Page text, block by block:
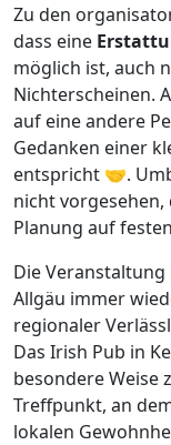
Zu den
dass eine
möglich ist, auch
Nichterscheinen.
auf eine andere
Gedanken einer
entspricht 🤝.
nicht
Planung auf
Die
Allgäu immer
regionaler
Das Irish Pub in
besondere Weise
Treffpunkt, an
lokalen